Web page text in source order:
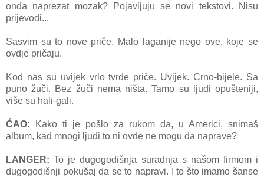
onda naprezat mozak? Pojavljuju se novi tekstovi. Nisu
prijevodi...
Sasvim su to nove priče. Malo laganije nego ove, koje se
ovdje pričaju.
Kod nas su uvijek vrlo tvrde priče. Uvijek. Crno-bijele. Sa
puno žuči. Bez žuči nema ništa. Tamo su ljudi opušteniji,
više su hali-gali.
ĆAO: Kako ti je pošlo za rukom da, u Americi, snimaš
album, kad mnogi ljudi to ni ovde ne mogu da naprave?
LANGER: To je dugogodišnja suradnja s našom firmom i
dugogodišnji pokušaj da se to napravi. I to što imamo šanse